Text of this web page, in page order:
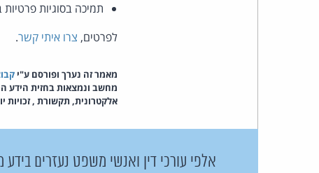
תמיכה בסוגיות
לפרטים, צרו איתי קשר.
מאמר זה נערך ופורסם ע"י
מחשב ונמצאות בחזית הידע
אלקטרונית, תקשורת , זכויות
אלפי עורכי דין ואנשי משפט נעזרים